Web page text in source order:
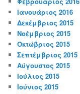
Ιανουάριος 2016
Δεκέμβριος 2015
Νοέμβριος 2015
Οκτώβριος 2015
Σεπτέμβριος 2015
Αύγουστος 2015
Ιούλιος 2015
Ιούνιος 2015